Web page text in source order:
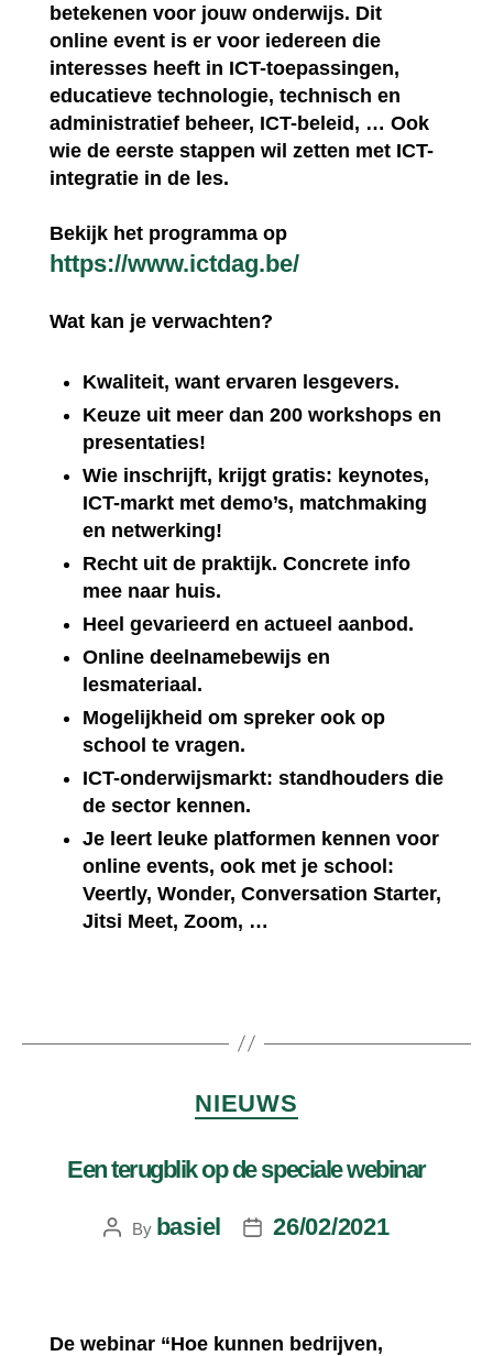
betekenen voor jouw onderwijs. Dit
online event is er voor iedereen die
interesses heeft in ICT-toepassingen,
educatieve technologie, technisch en
administratief beheer, ICT-beleid, … Ook
wie de eerste stappen wil zetten met ICT-
integratie in de les.
Bekijk het programma op
https://www.ictdag.be/
Wat kan je verwachten?
Kwaliteit, want ervaren lesgevers.
Keuze uit meer dan 200 workshops en
presentaties!
Wie inschrijft, krijgt gratis: keynotes,
ICT-markt met demo’s, matchmaking
en netwerking!
Recht uit de praktijk. Concrete info
mee naar huis.
Heel gevarieerd en actueel aanbod.
Online deelnamebewijs en
lesmateriaal.
Mogelijkheid om spreker ook op
school te vragen.
ICT-onderwijsmarkt: standhouders die
de sector kennen.
Je leert leuke platformen kennen voor
online events, ook met je school:
Veertly, Wonder, Conversation Starter,
Jitsi Meet, Zoom, …
NIEUWS
Een terugblik op de speciale webinar
By basiel 26/02/2021
De webinar “Hoe kunnen bedrijven,